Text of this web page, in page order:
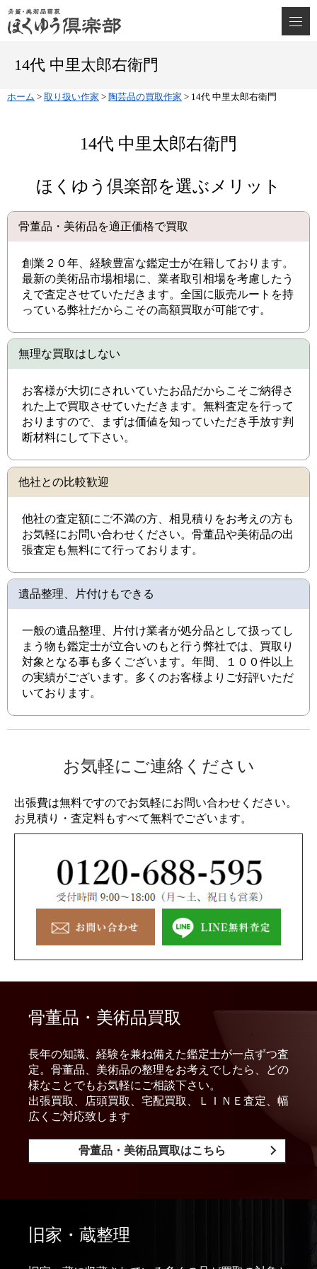
14代 中里太郎右衛門
ホーム > 取り扱い作家 > 陶芸品の買取作家 > 14代 中里太郎右衛門
14代 中里太郎右衛門
ほくゆう倶楽部を選ぶメリット
骨董品・美術品を適正価格で買取
創業２０年、経験豊富な鑑定士が在籍しております。
最新の美術品市場相場に、業者取引相場を考慮したう
えで査定させていただきます。全国に販売ルートを持
っている弊社だからこその高額買取が可能です。
無理な買取はしない
お客様が大切にされいていたお品だからこそご納得さ
れた上で買取させていただきます。無料査定を行って
おりますので、まずは価値を知っていただき手放す判
断材料にして下さい。
他社との比較歓迎
他社の査定額にご不満の方、相見積りをお考えの方も
お気軽にお問い合わせください。骨董品や美術品の出
張査定も無料にて行っております。
遺品整理、片付けもできる
一般の遺品整理、片付け業者が処分品として扱ってし
まう物も鑑定士が立合いのもと行う弊社では、買取り
対象となる事も多くございます。年間、１００件以上
の実績がございます。多くのお客様よりご好評いただ
いております。
お気軽にご連絡ください
出張費は無料ですのでお気軽にお問い合わせください。
お見積り・査定料もすべて無料でございます。
骨董品・美術品買取
長年の知識、経験を兼ね備えた鑑定士が一点ずつ査
定。骨董品、美術品の整理をお考えでしたら、どの
様なことでもお気軽にご相談下さい。
出張買取、店頭買取、宅配買取、ＬＩＮＥ査定、幅
広くご対応致します
骨董品・美術品買取はこちら
旧家・蔵整理